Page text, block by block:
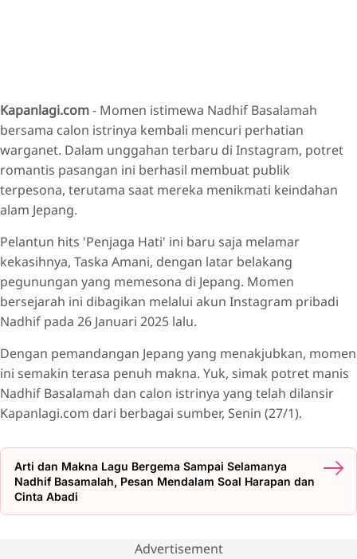
Kapanlagi.com- Momen istimewa Nadhif Basalamah
bersama calon istrinya kembali mencuri perhatian
warganet. Dalam unggahan terbaru di Instagram, potret
romantis pasangan ini berhasil membuat publik
terpesona, terutama saat mereka menikmati keindahan
alam Jepang.
Pelantun hits 'Penjaga Hati' ini baru saja melamar
kekasihnya, Taska Amani, dengan latar belakang
pegunungan yang memesona di Jepang. Momen
bersejarah ini dibagikan melalui akun Instagram pribadi
Nadhif pada 26 Januari 2025 lalu.
Dengan pemandangan Jepang yang menakjubkan, momen
ini semakin terasa penuh makna. Yuk, simak potret manis
Nadhif Basalamah dan calon istrinya yang telah dilansir
Kapanlagi.com dari berbagai sumber, Senin (27/1).
Arti dan Makna Lagu Bergema Sampai Selamanya
Nadhif Basamalah, Pesan Mendalam Soal Harapan dan
Cinta Abadi
Advertisement